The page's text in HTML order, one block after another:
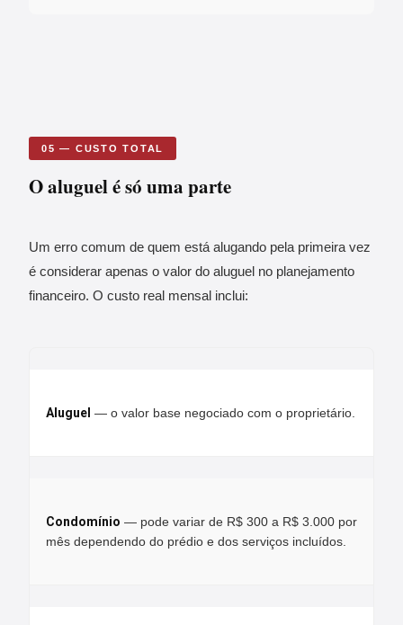
05 — CUSTO TOTAL
O aluguel é só uma parte
Um erro comum de quem está alugando pela primeira vez
é considerar apenas o valor do aluguel no planejamento
financeiro. O custo real mensal inclui:
Aluguel — o valor base negociado com o proprietário.
Condomínio — pode variar de R$ 300 a R$ 3.000 por
mês dependendo do prédio e dos serviços incluídos.